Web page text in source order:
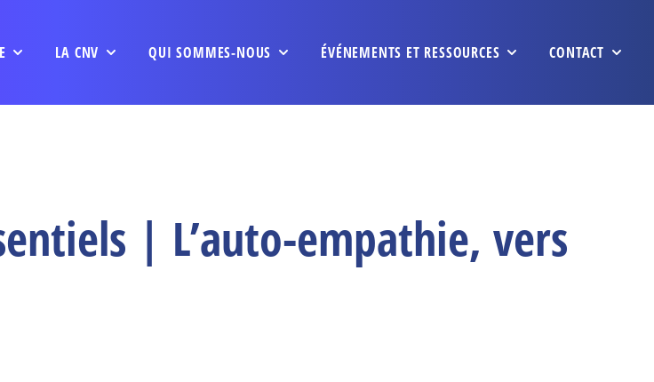
LA CNV QUI SOMMES-NOUS ÉVÉNEMENTS ET RESSOURCES CONTACT
| L’auto-empathie, vers